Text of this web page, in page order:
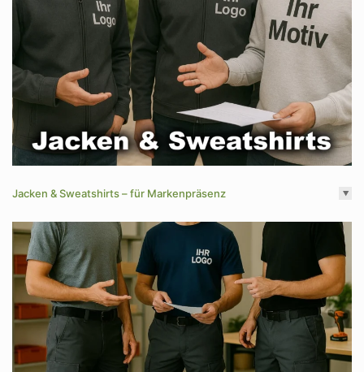
Jacken & Sweatshirts – für Markenpräsenz